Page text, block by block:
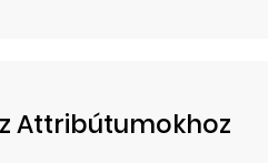
Attribútumokhoz